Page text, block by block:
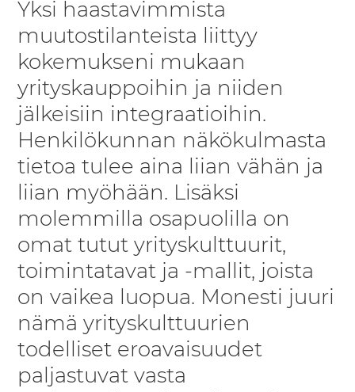
Yksi haastavimmista
muutostilanteista liittyy
kokemukseni mukaan
yrityskauppoihin ja niiden
jälkeisiin integraatioihin.
Henkilökunnan näkökulmasta
tietoa tulee aina liian vähän ja
liian myöhään. Lisäksi
molemmilla osapuolilla on
omat tutut yrityskulttuurit,
toimintatavat ja -mallit, joista
on vaikea luopua. Monesti juuri
nämä yrityskulttuurien
todelliset eroavaisuudet
paljastuvat vasta